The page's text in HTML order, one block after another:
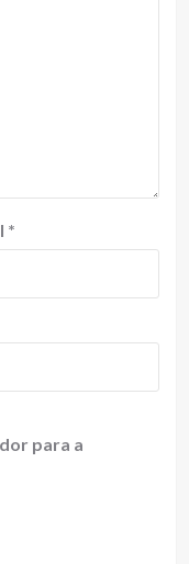
*
para a